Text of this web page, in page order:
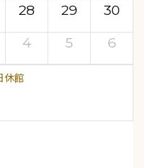
28 29
30
4 5 6
休館